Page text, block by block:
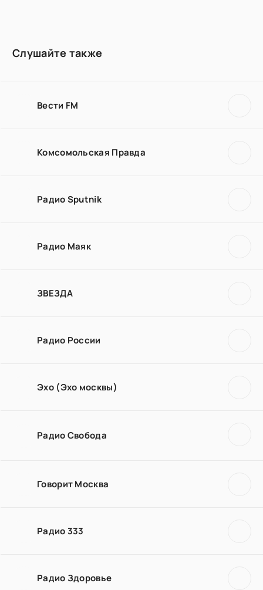
Слушайте также
Вести FM
Комсомольская Правда
Радио Sputnik
Радио Маяк
ЗВЕЗДА
Радио России
Эхо (Эхо москвы)
Радио Свобода
Говорит Москва
Радио 333
Радио Здоровье